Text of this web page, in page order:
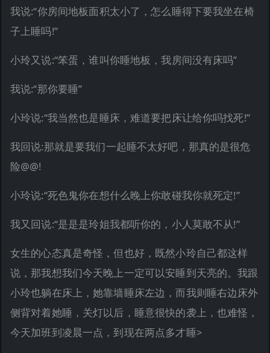
我说:“你房间地板面积太小了，怎么睡得下要我坐在椅
子上睡吗!”
小玲又说:“笨蛋，谁叫你睡地板，我房间没有床吗”
我说:“那你要睡”
小玲说:“我当然也是睡床，难道要把床让给你吗找死!”
我回说:那就是要我们一起睡不太好吧，那真的是很危
险@@!
小玲说:“死色鬼你在想什么晚上你敢碰我你就死定!”
我又回说:“是是是玲姐我都听你的，小人莫敢不从!”
女生的心态真是奇怪，但也好，既然小玲自己都这样
说，那我想我们今天晚上一定可以安睡到天亮的。我跟
小玲也躺在床上，她靠墙睡床左边，而我则睡右边床外
侧背对着她睡，关灯以后，睡意很快的袭上，也难怪，
今天加班到凌晨一点，到现在两点多才睡>